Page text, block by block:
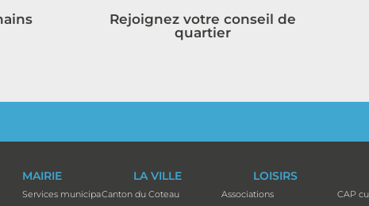
Rejoignez votre conseil de
quartier
MAIRIE
Services municipaux
LA VILLE
Canton du Coteau
LOISIRS
Associations
CAP